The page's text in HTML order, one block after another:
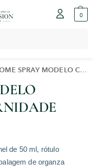
0
SPRAY MODELO CHANEL – MATERNIDADE
de 50 ml, rótulo
de organza